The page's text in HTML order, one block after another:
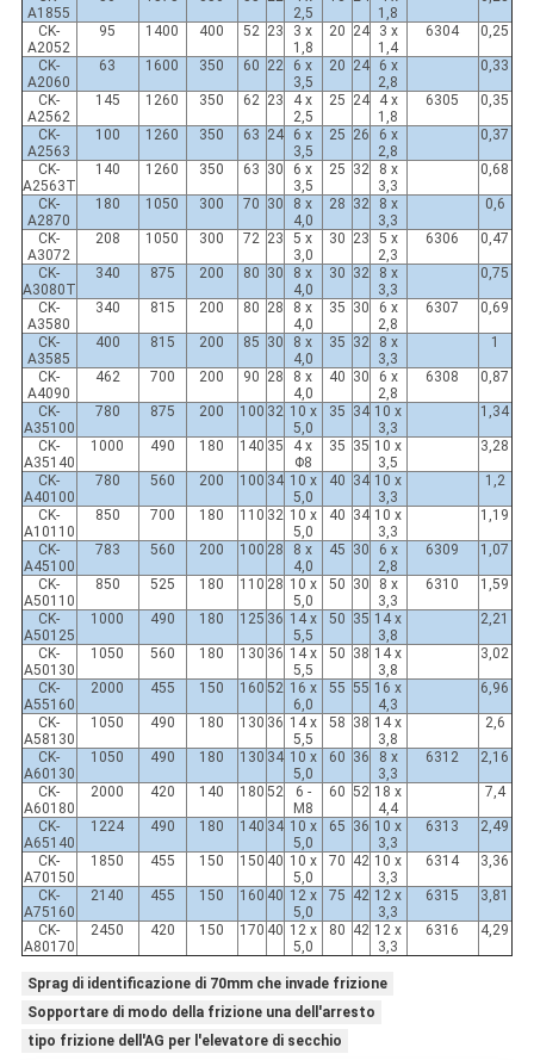
A1855
2,5
1,8
CK-
A2052
95 1400 400 52 23
3 x
1,8
20 24
3 x
1,4
6304 0,25
CK-
A2060
63 1600 350 60 22
6 x
3,5
20 24
6 x
2,8
0,33
CK-
A2562
145 1260 350 62 23
4 x
2,5
25 24
4 x
1,8
6305 0,35
CK-
A2563
100 1260 350 63 24
6 x
3,5
25 26
6 x
2,8
0,37
CK-
A2563T
140 1260 350 63 30
6 x
3,5
25 32
8 x
3,3
0,68
CK-
A2870
180 1050 300 70 30
8 x
4,0
28 32
8 x
3,3
0,6
CK-
A3072
208 1050 300 72 23
5 x
3,0
30 23
5 x
2,3
6306 0,47
CK-
A3080T
340 875 200 80 30
8 x
4,0
30 32
8 x
3,3
0,75
CK-
A3580
340 815 200 80 28
8 x
4,0
35 30
6 x
2,8
6307 0,69
CK-
A3585
400 815 200 85 30
8 x
4,0
35 32
8 x
3,3
1
CK-
A4090
462 700 200 90 28
8 x
4,0
40 30
6 x
2,8
6308 0,87
CK-
A35100
780 875 200 100 32 10 x
5,0
35 34 10 x
3,3
1,34
CK-
A35140
1000 490 180 140 35
4 x
Φ8
35 35 10 x
3,5
3,28
CK-
A40100
780 560 200 100 34 10 x
5,0
40 34 10 x
3,3
1,2
CK-
A10110
850 700 180 110 32 10 x
5,0
40 34 10 x
3,3
1,19
CK-
A45100
783 560 200 100 28
8 x
4,0
45 30
6 x
2,8
6309 1,07
CK-
A50110
850 525 180 110 28 10 x
5,0
50 30
8 x
3,3
6310 1,59
CK-
A50125
1000 490 180 125 36 14 x
5,5
50 35 14 x
3,8
2,21
CK-
A50130
1050 560 180 130 36 14 x
5,5
50 38 14 x
3,8
3,02
CK-
A55160
2000 455 150 160 52 16 x
6,0
55 55 16 x
4,3
6,96
CK-
A58130
1050 490 180 130 36 14 x
5,5
58 38 14 x
3,8
2,6
CK-
A60130
1050 490 180 130 34 10 x
5,0
60 36
8 x
3,3
6312 2,16
CK-
A60180
2000 420 140 180 52
6 -
M8
60 52 18 x
4,4
7,4
CK-
A65140
1224 490 180 140 34 10 x
5,0
65 36 10 x
3,3
6313 2,49
CK-
A70150
1850 455 150 150 40 10 x
5,0
70 42 10 x
3,3
6314 3,36
CK-
A75160
2140 455 150 160 40 12 x
5,0
75 42 12 x
3,3
6315 3,81
CK-
A80170
2450 420 150 170 40 12 x
5,0
80 42 12 x
3,3
6316 4,29
Sprag di identificazione di 70mm che invade frizione
Sopportare di modo della frizione una dell'arresto
tipo frizione dell'AG per l'elevatore di secchio